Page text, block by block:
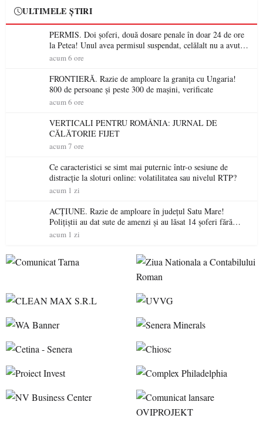
ULTIMELE ȘTIRI
PERMIS. Doi șoferi, două dosare penale în doar 24 de ore
la Petea! Unul avea permisul suspendat, celălalt nu a avut
niciodată permis
acum 6 ore
FRONTIERĂ. Razie de amploare la granița cu Ungaria!
800 de persoane și peste 300 de mașini, verificate
acum 6 ore
VERTICALI PENTRU ROMÂNIA: JURNAL DE
CĂLĂTORIE FIJET
acum 7 ore
Ce caracteristici se simt mai puternic într-o sesiune de
distracție la sloturi online: volatilitatea sau nivelul RTP?
acum 1 zi
ACȚIUNE. Razie de amploare în județul Satu Mare!
Polițiștii au dat sute de amenzi și au lăsat 14 șoferi fără
permis într-o singură zi
acum 1 zi